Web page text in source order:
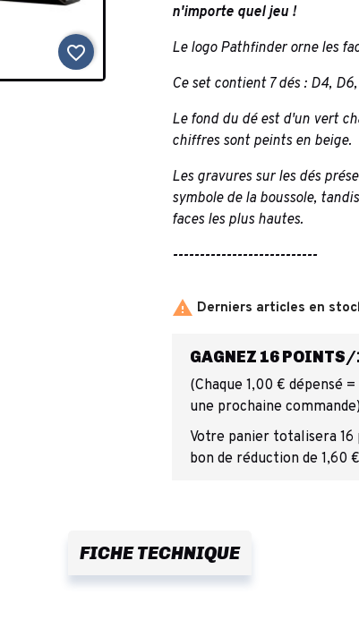
favorite_border
n'importe quel jeu !
Le logo Pathfinder orne les
Ce set contient 7 dés : D4,
Le fond du dé est d'un vert
chiffres sont peints en beige.
Les gravures sur les dés
symbole de la boussole,
faces les plus hautes.
---------------------------
 Derniers articles en
GAGNEZ 16
(Chaque 1,00 € dépensé
une prochaine commande)
Votre panier totalisera
bon de réduction de 1,60
FICHE TECHNIQUE